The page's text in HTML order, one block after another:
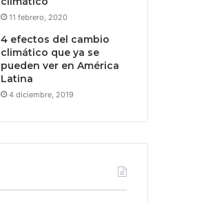
11 febrero, 2020
4 efectos del cambio
climático que ya se
pueden ver en América
Latina
4 diciembre, 2019